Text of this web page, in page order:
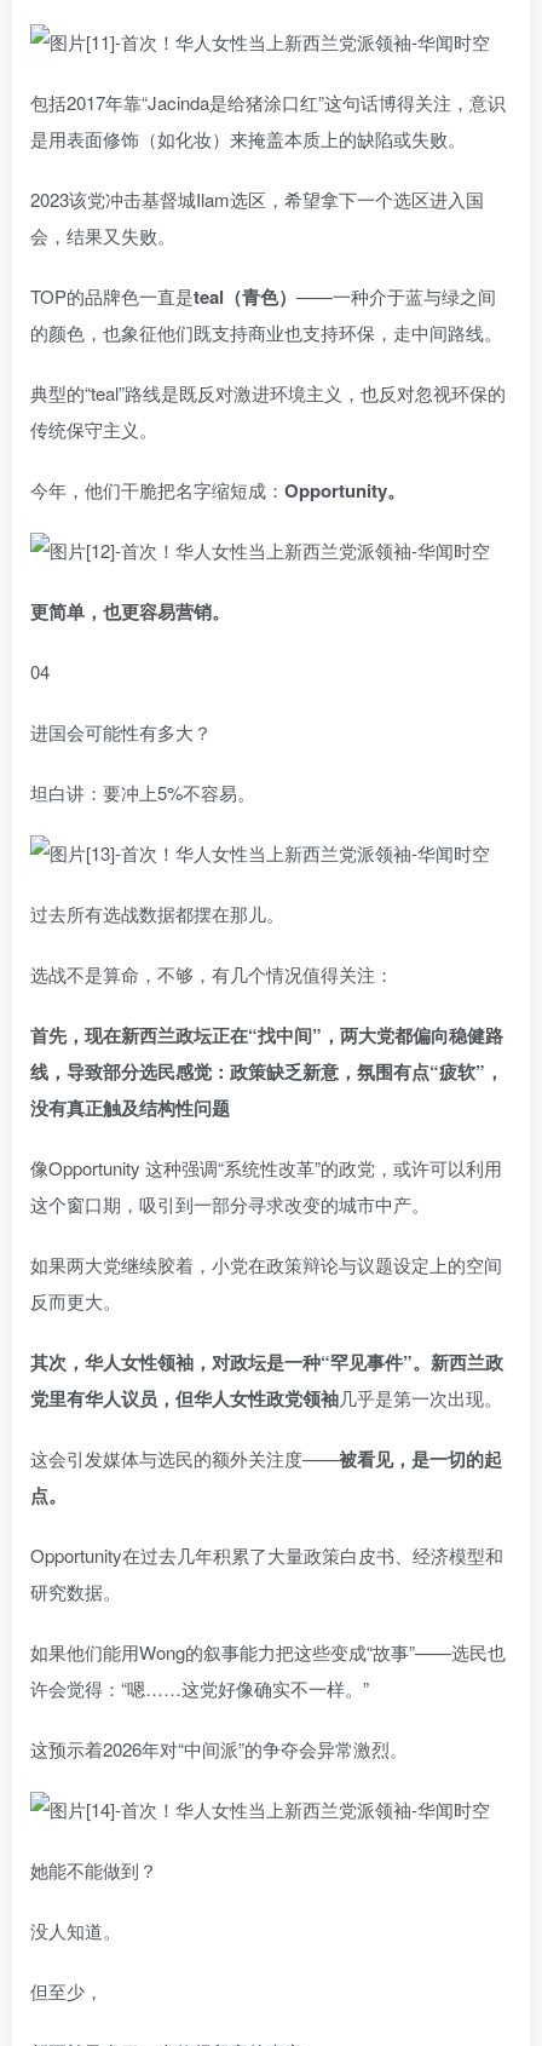
包括2017年靠“Jacinda是给猪涂口红”这句话博得关注，意识
是用表面修饰（如化妆）来掩盖本质上的缺陷或失败。
2023该党冲击基督城Ilam选区，希望拿下一个选区进入国
会，结果又失败。
TOP的品牌色一直是teal（青色） ——一种介于蓝与绿之间
的颜色，也象征他们既支持商业也支持环保，走中间路线。
典型的“teal”路线是既反对激进环境主义，也反对忽视环保的
传统保守主义。
今年，他们干脆把名字缩短成： Opportunity。
更简单，也更容易营销。
04
进国会可能性有多大？
坦白讲：要冲上5%不容易。
过去所有选战数据都摆在那儿。
选战不是算命，不够，有几个情况值得关注：
首先，现在新西兰政坛正在“找中间”，两大党都偏向稳健路
线，导致部分选民感觉：政策缺乏新意，氛围有点“疲软”，
没有真正触及结构性问题
像Opportunity 这种强调“系统性改革”的政党，或许可以利用
这个窗口期，吸引到一部分寻求改变的城市中产。
如果两大党继续胶着，小党在政策辩论与议题设定上的空间
反而更大。
其次，华人女性领袖，对政坛是一种“罕见事件”。 新西兰政
党里有华人议员，但华人女性政党领袖几乎是第一次出现。
这会引发媒体与选民的额外关注度——被看见，是一切的起
点。
Opportunity在过去几年积累了大量政策白皮书、经济模型和
研究数据。
如果他们能用Wong的叙事能力把这些变成“故事”——选民也
许会觉得：“嗯……这党好像确实不一样。”
这预示着2026年对“中间派”的争夺会异常激烈。
她能不能做到？
没人知道。
但至少，